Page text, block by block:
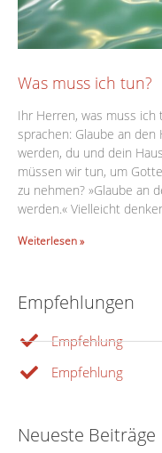
Was muss ich tun?
Ihr Herren, was muss
sprachen: Glaube an
werden, du und dein
müssen wir tun, um
zu nehmen? »Glaube an
werden.« Vielleicht
Weiterlesen »
Empfehlungen
Empfehlung
Empfehlung
Neueste Beiträge